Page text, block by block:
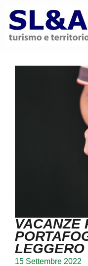
VACANZE
LEGGERO
15 Settembre 2022